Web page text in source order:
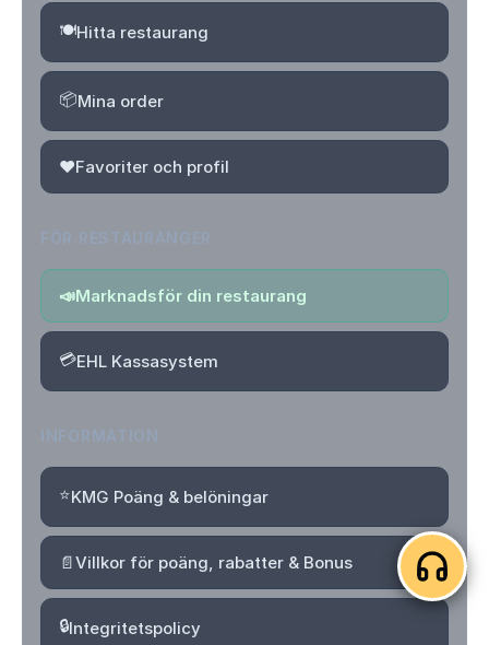
🍽️Hitta restaurang
📦Mina order
❤️Favoriter och profil
📣Marknadsför din restaurang
💳EHL Kassasystem
⭐KMG Poäng & belöningar
📄Villkor för poäng, rabatter & Bonus
🔒Integritetspolicy